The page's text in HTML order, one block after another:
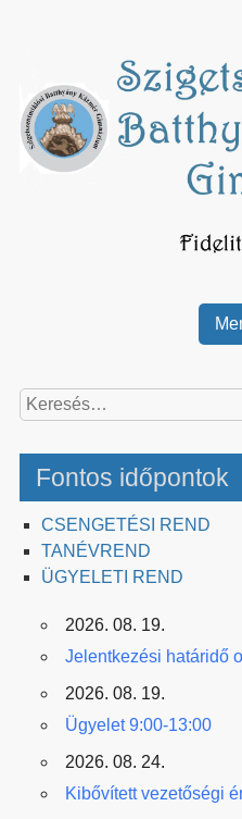
Keresés:
Fontos időpontok
CSENGETÉSI REND
TANÉVREND
ÜGYELETI REND
2026. 08. 19.
Jelentkezési határidő
2026. 08. 19.
Ügyelet 9:00-13:00
2026. 08. 24.
Kibővített vezetőségi